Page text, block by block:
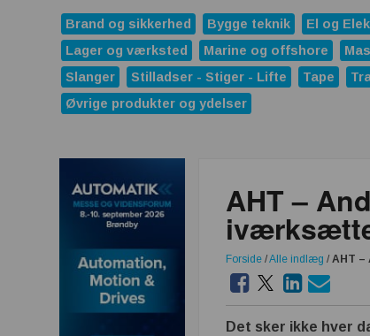
Brand og sikkerhed Bygge teknik El og
Lager og værksted
Marine og offshore
Slanger
Stilladser - Stiger - Lifte Tape
Øvrige produkter og ydelser
AHT –
Forside /Alle indlæg /AHT
Det sker ikke hver